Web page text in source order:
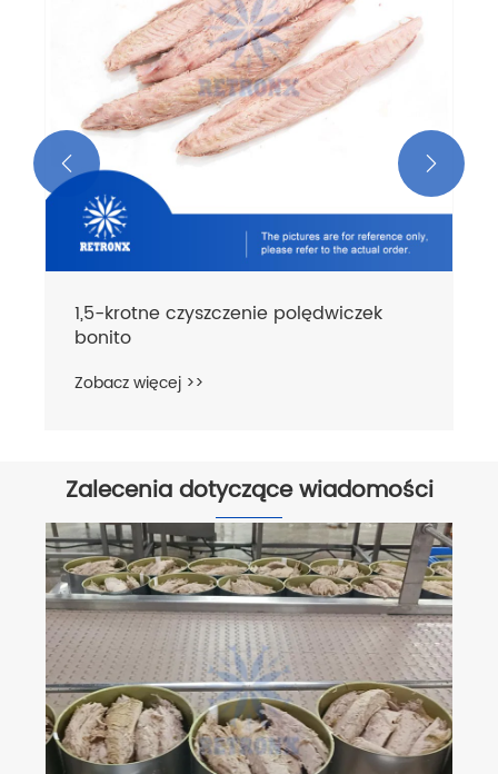
1,5-krotne czyszczenie polędwiczek
bonito
Zobacz więcej >>
 
Zalecenia dotyczące wiadomości